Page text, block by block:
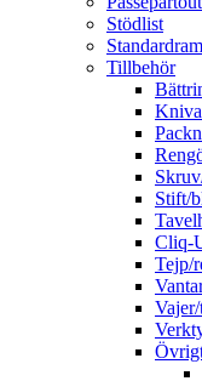
Stödlist
Tillbehör
Stift/
Cliq-
Tejp/